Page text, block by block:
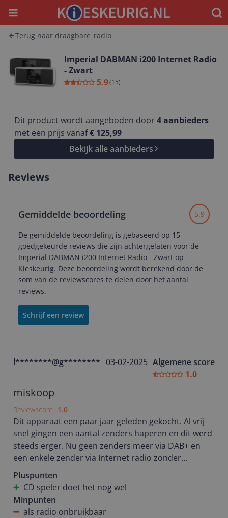
Menu
Terug naar draagbare_radio
Imperial DABMAN i200 Internet Radio
- Zwart
5.9(15)
Dit product wordt aangeboden door4aanbieders
met een prijs vanaf€ 125,99
Bekijk alle aanbieders
Reviews
Gemiddelde beoordeling 5.9
De gemiddelde beoordeling is gebaseerd op 15
goedgekeurde reviews die zijn achtergelaten voor de
Imperial DABMAN i200 Internet Radio - Zwart op
Kieskeurig. Deze beoordeling wordt berekend door de
som van de reviewscores te delen door het aantal
reviews.
Schrijf een review
l********@g******** 03-02-2025 Algemene score
1.0
miskoop
Reviewscore 1.0
Dit apparaat een paar jaar geleden gekocht. Al vrij
snel gingen een aantal zenders haperen en dit werd
steeds erger. Nu geen zenders meer via DAB+ en
een enkele zender via Internet radio zonder
haperen.
Pluspunten
CD speler doet het nog wel
Minpunten
als radio onbruikbaar